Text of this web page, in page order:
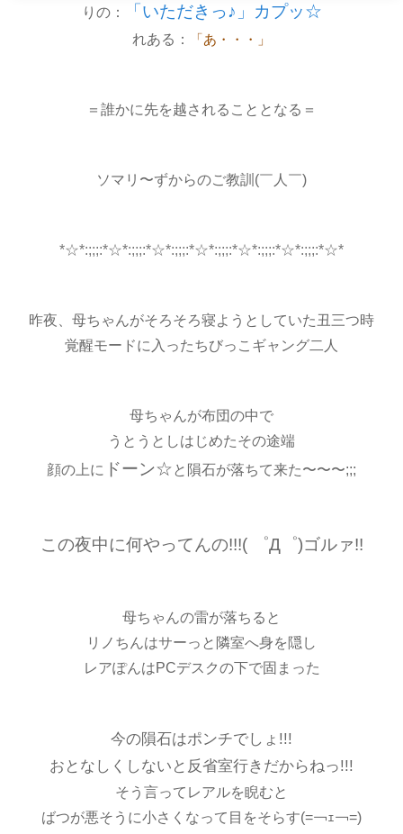
りの： 「いただきっ♪」カプッ☆
れある： 「あ・・・」
＝誰かに先を越されることとなる＝
ソマリ〜ずからのご教訓(￣人￣)
*☆*:;;;:*☆*:;;;:*☆*:;;;:*☆*:;;;:*☆*:;;;:*☆*:;;;:*☆*
昨夜、母ちゃんがそろそろ寝ようとしていた丑三つ時
覚醒モードに入ったちびっこギャング二人
母ちゃんが布団の中で
うとうとしはじめたその途端
顔の上に ドーン☆ と隕石が落ちて来た〜〜〜;;;
この夜中に何やってんの!!!( ゜Д゜)ゴルァ!!
母ちゃんの雷が落ちると
リノちんはサーっと隣室へ身を隠し
レアぽんはPCデスクの下で固まった
今の隕石はポンチでしょ!!!
おとなしくしないと反省室行きだからねっ!!!
そう言ってレアルを睨むと
ばつが悪そうに小さくなって目をそらす(=￢ｪ￢=)